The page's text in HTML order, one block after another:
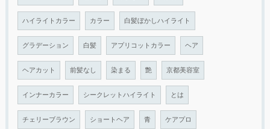
ハイライトカラー カラー 白髪ぼかしハイライト
グラデーション 白髪 アプリコットカラー ヘア
ヘアカット 前髪なし 染まる 艶 京都美容室
インナーカラー シークレットハイライト とは
チェリーブラウン ショートヘア 青 ケアプロ